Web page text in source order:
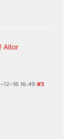
Aitor
12-16 16:49 #3